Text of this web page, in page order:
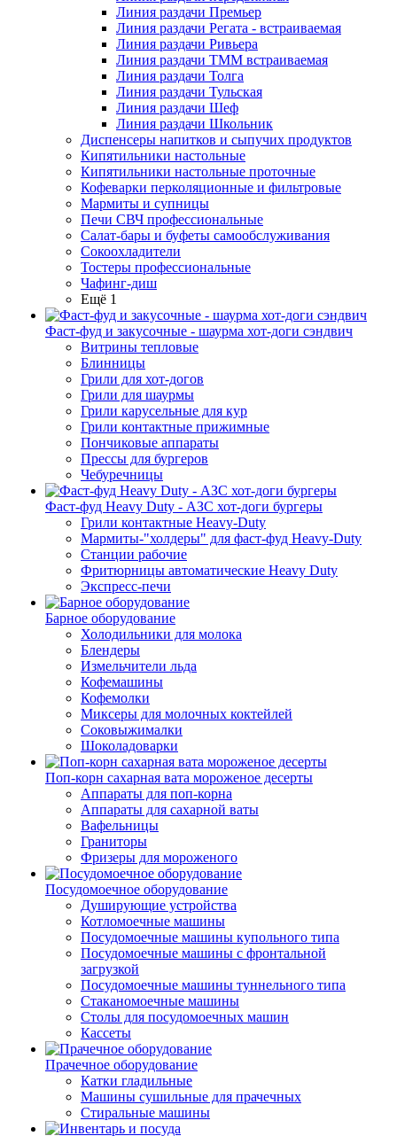
Линия раздачи Премьер
Линия раздачи Регата - встраиваемая
Линия раздачи Ривьера
Линия раздачи ТММ встраиваемая
Линия раздачи Толга
Линия раздачи Тульская
Линия раздачи Шеф
Линия раздачи Школьник
Диспенсеры напитков и сыпучих продуктов
Кипятильники настольные
Кипятильники настольные проточные
Кофеварки перколяционные и фильтровые
Мармиты и супницы
Печи СВЧ профессиональные
Салат-бары и буфеты самообслуживания
Сокоохладители
Тостеры профессиональные
Чафинг-диш
Ещё 1
Фаст-фуд и закусочные - шаурма хот-доги сэндвич
Витрины тепловые
Блинницы
Грили для хот-догов
Грили для шаурмы
Грили карусельные для кур
Грили контактные прижимные
Пончиковые аппараты
Прессы для бургеров
Чебуречницы
Фаст-фуд Heavy Duty - АЗС хот-доги бургеры
Грили контактные Heavy-Duty
Мармиты-"холдеры" для фаст-фуд Heavy-Duty
Станции рабочие
Фритюрницы автоматические Heavy Duty
Экспресс-печи
Барное оборудование
Холодильники для молока
Блендеры
Измельчители льда
Кофемашины
Кофемолки
Миксеры для молочных коктейлей
Соковыжималки
Шоколадоварки
Поп-корн сахарная вата мороженое десерты
Аппараты для поп-корна
Аппараты для сахарной ваты
Вафельницы
Граниторы
Фризеры для мороженого
Посудомоечное оборудование
Душирующие устройства
Котломоечные машины
Посудомоечные машины купольного типа
Посудомоечные машины с фронтальной
загрузкой
Посудомоечные машины туннельного типа
Стаканомоечные машины
Столы для посудомоечных машин
Кассеты
Прачечное оборудование
Катки гладильные
Машины сушильные для прачечных
Стиральные машины